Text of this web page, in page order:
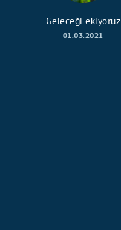
Geleceği ekiyoruz
01.03.2021